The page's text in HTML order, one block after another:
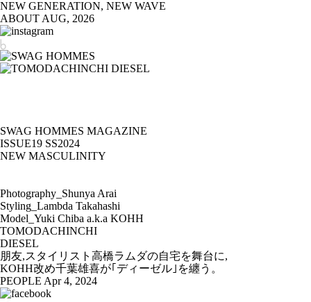
NEW GENERATION, NEW WAVE
ABOUT AUG, 2026
SWAG HOMMES MAGAZINE
ISSUE19 SS2024
NEW MASCULINITY
Photography_Shunya Arai
Styling_Lambda Takahashi
Model_Yuki Chiba a.k.a KOHH
TOMODACHINCHI
DIESEL
朋友,スタイリスト高橋ラムダの自宅を舞台に,
KOHH改め千葉雄喜が｢ディーゼル｣を纏う。
PEOPLE Apr 4, 2024